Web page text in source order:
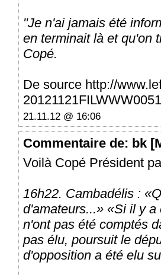
"Je n'ai jamais été
en terminait là et qu'on
Copé.
De source http://
21.11.12 @ 16:06
Commentaire de: bk
Voilà Copé Président
16h22. Cambadélis :
d'amateurs...» «Si il y
n'ont pas été comptés
pas élu, poursuit le
d'opposition a été elu